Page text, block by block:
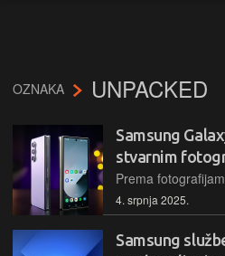
OZNAKA UNPACKED
Samsung
stvarnim
4. srpnja 2025.
Samsung